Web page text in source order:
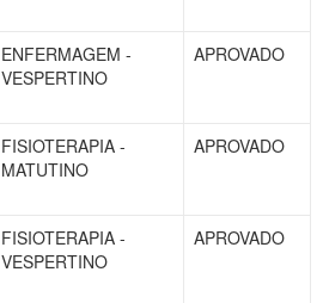
ENFERMAGEM -
VESPERTINO
APROVADO
FISIOTERAPIA -
MATUTINO
APROVADO
FISIOTERAPIA -
VESPERTINO
APROVADO